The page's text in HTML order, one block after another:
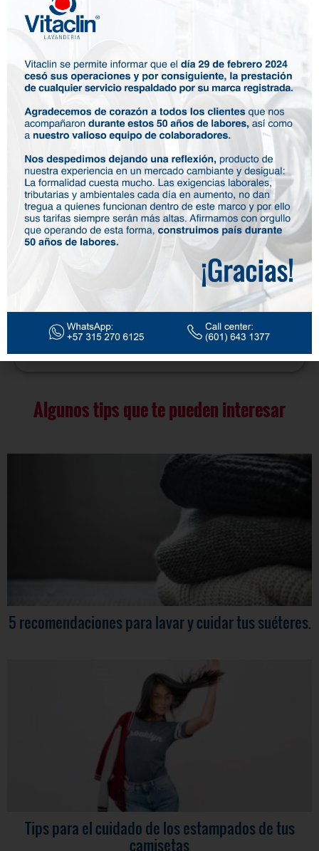
Contáctanos
Un ejemplo de las prendas que te lavamos
Tenis
Algunos tips que te pueden interesar
5 recomendaciones para lavar y cuidar tus suéteres.
Tips para el cuidado de los estampados de tus
camisetas